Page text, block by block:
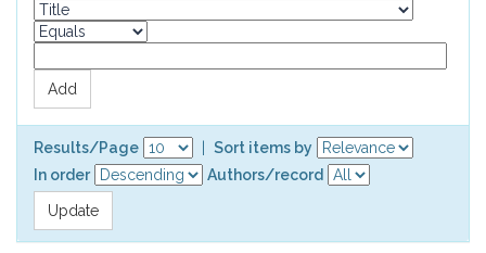
Results/Page
Sort items by
In order
Authors/record